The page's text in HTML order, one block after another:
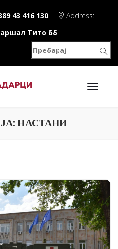
43 416 130
Address:
Тито бб
НАСТАНИ